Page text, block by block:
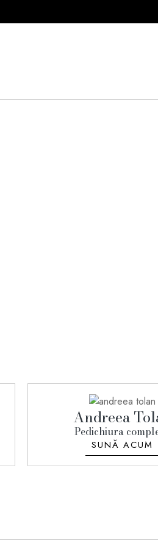
Andreea
Pedichiura
SUNĂ ACUM